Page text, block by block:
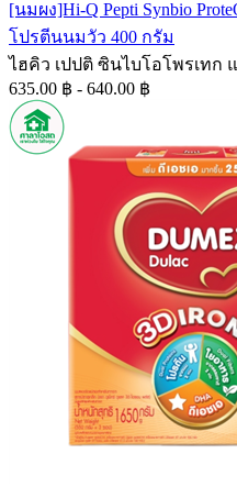
[นมผง]Hi-Q Pepti Synbio
โปรตีนนมวัว 400 กรัม
ไฮคิว เปปติ ซินไบโอโพรเทก
635.00 ฿ - 640.00 ฿